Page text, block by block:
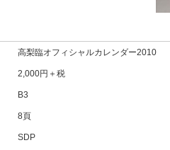
高梨臨オフィシャルカレンダー2010
2,000円＋税
B3
8頁
SDP